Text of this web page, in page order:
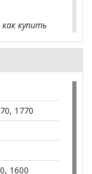
купить
1770
1600